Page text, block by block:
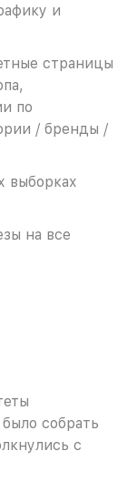
и
страницы
по
/ бренды /
выборках
на все
собрать
с